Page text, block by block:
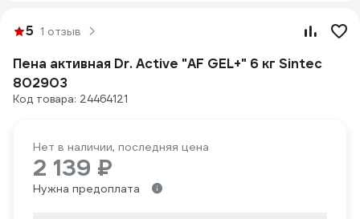
5 1 отзыв
Пена активная Dr. Active "AF GEL+" 6 кг Sintec
802903
Код товара: 24464121
Нет в наличии, последняя цена
2 139 ₽
Нужна предоплата